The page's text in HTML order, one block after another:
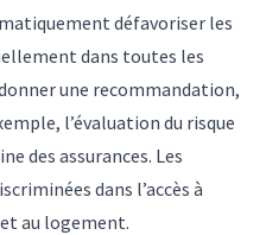
défavoriser les
dans toutes les
une recommandation,
l’évaluation du risque
des assurances. Les
dans l’accès à
au logement.